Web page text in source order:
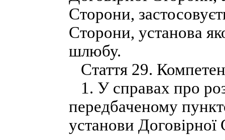
Сторони,
Сторони, установа
шлюбу.
Стаття 29.
1. У справах про
передбаченому
установи